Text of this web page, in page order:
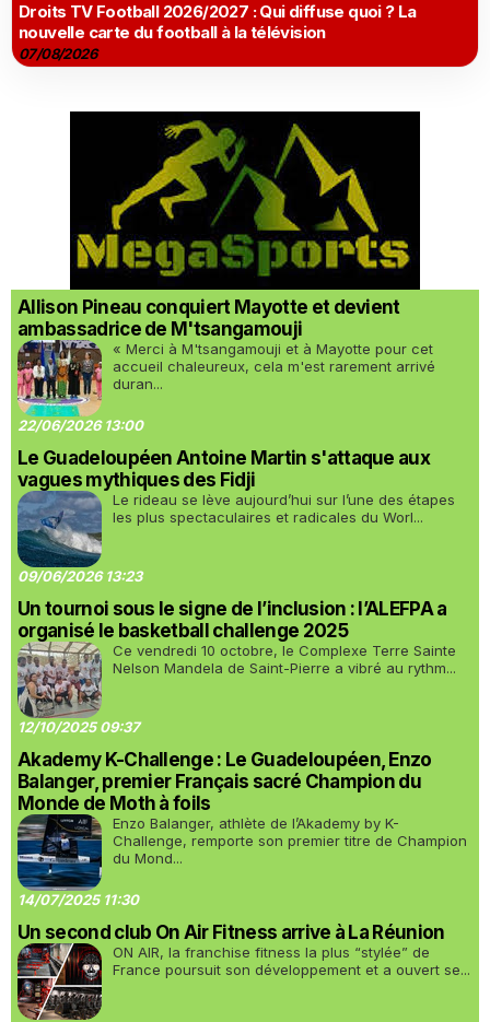
Droits TV Football 2026/2027 : Qui diffuse quoi ? La
nouvelle carte du football à la télévision
07/08/2026
Allison Pineau conquiert Mayotte et devient
ambassadrice de M'tsangamouji
« Merci à M'tsangamouji et à Mayotte pour cet
accueil chaleureux, cela m'est rarement arrivé
duran...
22/06/2026 13:00
Le Guadeloupéen Antoine Martin s'attaque aux
vagues mythiques des Fidji
Le rideau se lève aujourd’hui sur l’une des étapes
les plus spectaculaires et radicales du Worl...
09/06/2026 13:23
Un tournoi sous le signe de l’inclusion : l’ALEFPA a
organisé le basketball challenge 2025
Ce vendredi 10 octobre, le Complexe Terre Sainte
Nelson Mandela de Saint-Pierre a vibré au rythm...
12/10/2025 09:37
Akademy K-Challenge : Le Guadeloupéen, Enzo
Balanger, premier Français sacré Champion du
Monde de Moth à foils
Enzo Balanger, athlète de l’Akademy by K-
Challenge, remporte son premier titre de Champion
du Mond...
14/07/2025 11:30
Un second club On Air Fitness arrive à La Réunion
ON AIR, la franchise fitness la plus “stylée” de
France poursuit son développement et a ouvert se...